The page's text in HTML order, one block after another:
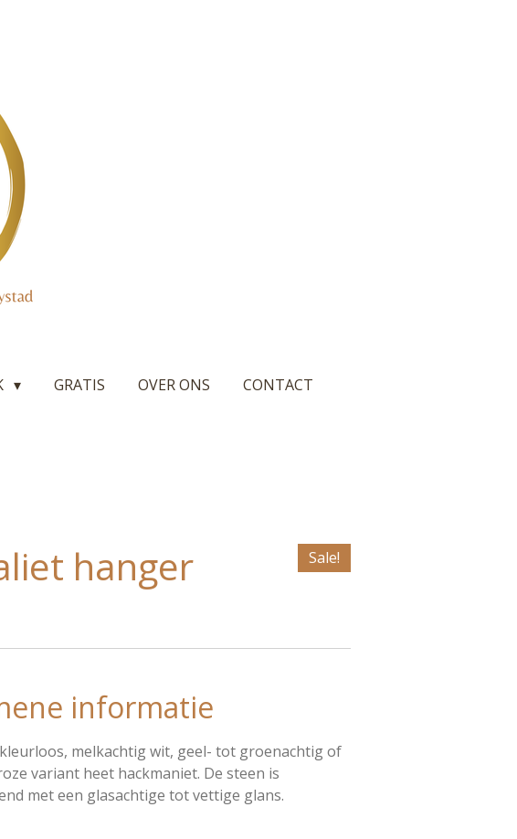
GRATIS OVER ONS CONTACT
hanger Sale!
informatie
melkachtig wit, geel- tot groenachtig of
variant heet hackmaniet. De steen is
met een glasachtige tot vettige glans.